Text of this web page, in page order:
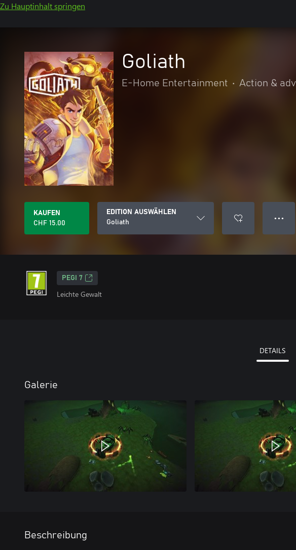
Zu Hauptinhalt springen
Goliath
E-Home Entertainment • Action &
KAUFEN
CHF 15.00
EDITION AUSWÄHLEN
Goliath
● ● ●
PEGI 7
Leichte Gewalt
DETAILS
Galerie
Beschreibung